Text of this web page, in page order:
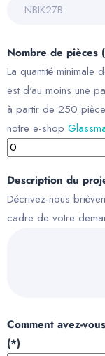
Nombre de pièces
La quantité minimale
est d'au moins une
à partir de 250
notre e-shop
Description du
Décrivez-nous
cadre de votre
Comment avez-
(*)